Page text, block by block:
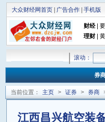
大众财经网首页| 广告合作| 手机版
财经|
理财|
滚动：
券
当前位置： 主页 > 证券 > 券商
江西昌兴航空装